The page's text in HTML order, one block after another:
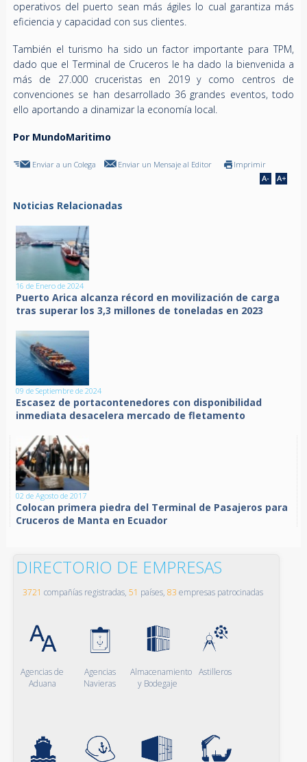
operativos del puerto sean más ágiles lo cual garantiza más
eficiencia y capacidad con sus clientes.
También el turismo ha sido un factor importante para TPM,
dado que el Terminal de Cruceros le ha dado la bienvenida a
más de 27.000 cruceristas en 2019 y como centros de
convenciones se han desarrollado 36 grandes eventos, todo
ello aportando a dinamizar la economía local.
Por MundoMaritimo
Enviar a un Colega Enviar un Mensaje al Editor Imprimir
Noticias Relacionadas
16 de Enero de 2024
Puerto Arica alcanza récord en movilización de carga
tras superar los 3,3 millones de toneladas en 2023
09 de Septiembre de 2024
Escasez de portacontenedores con disponibilidad
inmediata desacelera mercado de fletamento
02 de Agosto de 2017
Colocan primera piedra del Terminal de Pasajeros para
Cruceros de Manta en Ecuador
DIRECTORIO DE EMPRESAS
3721 compañías registradas, 51 países, 83 empresas patrocinadas
Agencias de
Aduana
Agencias
Navieras
Almacenamiento
y Bodegaje
Astilleros